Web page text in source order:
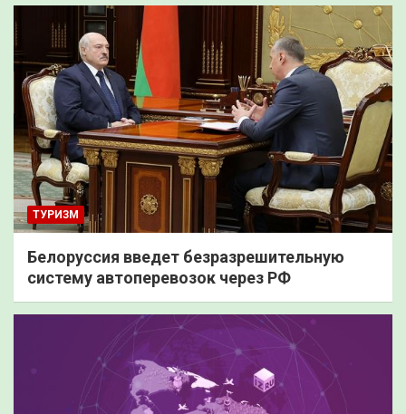
ТУРИЗМ
Белоруссия введет безразрешительную
систему автоперевозок через РФ